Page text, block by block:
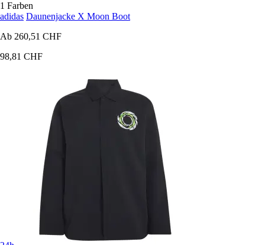
1 Farben
adidas Daunenjacke X Moon Boot
Ab 260,51 CHF
98,81 CHF